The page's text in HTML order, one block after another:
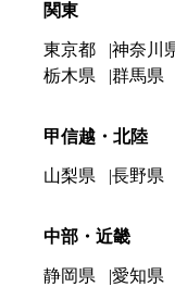
関東
東京都 神奈川
栃木県
群馬県
甲信越・北陸
山梨県 長野県
中部・近畿
静岡県 愛知県